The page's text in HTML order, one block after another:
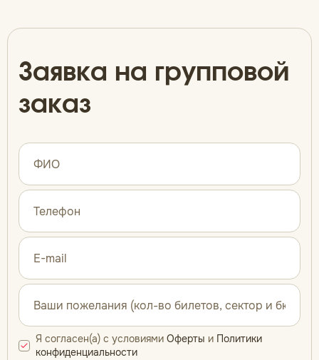
Заявка на групповой
заказ
Я согласен(а) с условиями Оферты и Политики
конфиденциальности